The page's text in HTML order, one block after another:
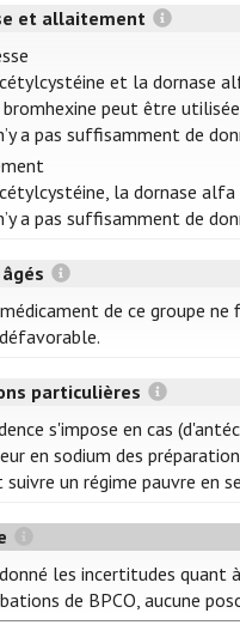
et allaitement
et la dornase
bromhexine peut être
a pas suffisamment de
la dornase
a pas suffisamment de
de ce groupe ne
particulières
s'impose en cas
en sodium des
suivre un régime pauvre en
les incertitudes quant
de BPCO, aucune